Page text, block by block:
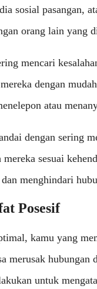
sosial pasangan,
orang lain yang
mencari
dengan
atau
dengan sering
sesuai
menghindari
Posesif
kamu yang
merusak
untuk